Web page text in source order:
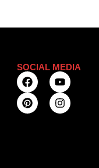
SOCIAL MEDIA